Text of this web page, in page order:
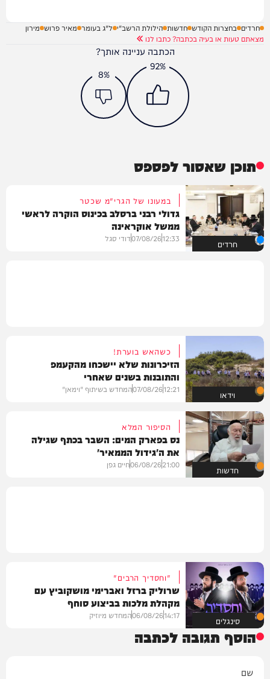
חרדים בחצרות הקודש חדשות הילולת הרשב"י ל"ג בעומר מאיר פרוש מירון
מצאתם טעות או בעיה בכתבה? כתבו לנו
הכתבה עניינה אותך?
92%
8%
תוכן שאסור לפספס
חרדים
במעונו של הגרי"מ שכטר
גדולי רבני ברסלב בכינוס הוקרה לראשי
ממשל אוקראינה
12:33
07/08/26דודי סגל
וידאו
כשהאש בוערת!
הזיכרונות שלא יישכחו מהקעמפ
והתובנות בשנים שאחרי
12:21
07/08/26המחדש בשיתוף "וימאן"
חדשות
הסיפור המלא
נס בפארק המים: השבר בכתף שגילה
את ה'גידול הממאיר'
21:00
06/08/26חיים גפן
סינגלים
"וחסדיך הרבים"
שרוליק ברזל ואברימי מושקוביץ עם
מקהלת מלכות בביצוע סוחף
14:17
06/08/26המחדש מיוזיק
הוסף תגובה לכתבה